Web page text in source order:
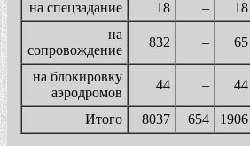
на спецзадание
18 – 18
на
сопровождение
832 – 65
на блокировку
аэродромов
44 – 44
Итого 8037 654 1906